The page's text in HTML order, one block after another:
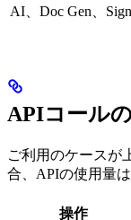
AI、Doc Gen、Sign
APIコール
ご利用のケースが
合、APIの使用量
操作